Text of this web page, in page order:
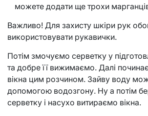
можете додати ще трохи
Важливо! Для захисту шкіри рук
використовувати рукавички.
Потім змочуємо серветку у
та добре її вижимаємо. Далі
вікна цим розчином. Зайву воду
допомогою водозгону. Ну а потім
серветку і насухо витираємо вікна.